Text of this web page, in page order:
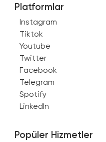
Platformlar
Instagram
Tiktok
Youtube
Twitter
Facebook
Telegram
Spotify
LinkedIn
Popüler Hizmetler